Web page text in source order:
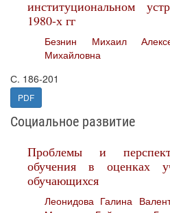
институциональном
1980-х гг
Безнин Михаил
Михайловна
С. 186-201
PDF
Социальное развитие
Проблемы и
обучения в оценках
обучающихся
Леонидова Галина